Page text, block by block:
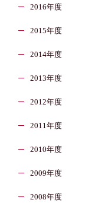
2016年度
2015年度
2014年度
2013年度
2012年度
2011年度
2010年度
2009年度
2008年度